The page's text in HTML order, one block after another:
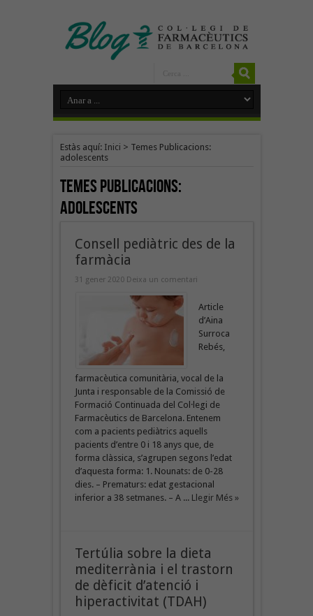
Estàs aquí: Inici > Temes Publicacions:
adolescents
Temes Publicacions:
adolescents
Consell pediàtric des de la
farmàcia
31 gener 2020 Deixa un comentari
Article
d’Aina
Surroca
Rebés,
farmacèutica comunitària, vocal de la
Junta i responsable de la Comissió de
Formació Continuada del Col·legi de
Farmacèutics de Barcelona. Entenem
com a pacients pediàtrics aquells
pacients d’entre 0 i 18 anys que, de
forma clàssica, s’agrupen segons l’edat
d’aquesta forma: 1. Nounats: de 0-28
dies. – Prematurs: edat gestacional
inferior a 38 setmanes. – A ... Llegir Més »
Tertúlia sobre la dieta
mediterrània i el trastorn
de dèficit d’atenció i
hiperactivitat (TDAH)